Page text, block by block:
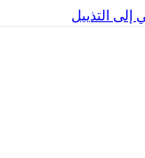
التذييل